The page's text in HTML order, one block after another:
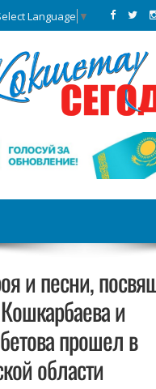
Language ▼
и песни,
и
прошел в
области